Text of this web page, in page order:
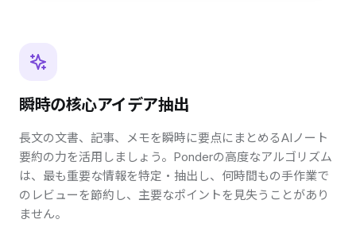
瞬時の核心アイデア抽出
長文の文書、記事、メモを瞬時に要点にまとめるAIノート
要約の力を活用しましょう。Ponderの高度なアルゴリズム
は、最も重要な情報を特定・抽出し、何時間もの手作業で
のレビューを節約し、主要なポイントを見失うことがあり
ません。